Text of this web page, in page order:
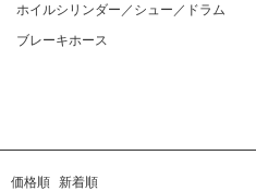
ホイルシリンダー／シュー／ドラム
ブレーキホース
価格順 新着順